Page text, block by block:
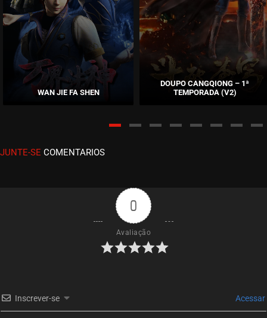
ASSISTIDO
EPISÓDIO 472
junho 16, 2025
EPISÓDIO 471
junho 16, 2025
ASSISTIDO
EPISÓDIO 469
maio 23, 2025
EPISÓDIO 468
EPISÓDIO 467
WAN JIE FA SHEN
DOUPO CANGQIONG – 1ª
TEMPORADA (V2)
JUNTE-SE COMENTARIOS
0
Avaliação
Inscrever-se Acessar